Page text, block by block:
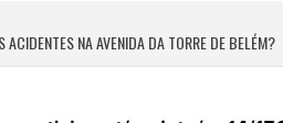
NA AVENIDA DA TORRE DE BELÉM?